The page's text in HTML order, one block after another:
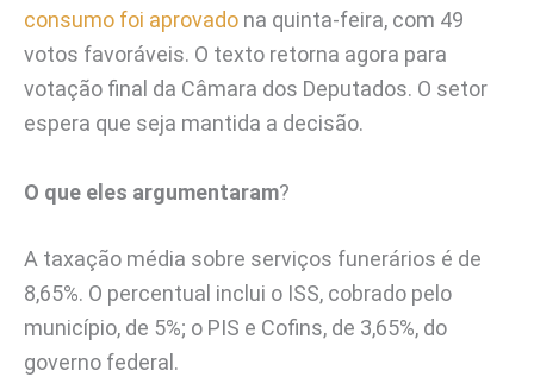
consumo foi aprovado na quinta-feira, com 49
votos favoráveis. O texto retorna agora para
votação final da Câmara dos Deputados. O setor
espera que seja mantida a decisão.
O que eles argumentaram?
A taxação média sobre serviços funerários é de
8,65%. O percentual inclui o ISS, cobrado pelo
município, de 5%; o PIS e Cofins, de 3,65%, do
governo federal.